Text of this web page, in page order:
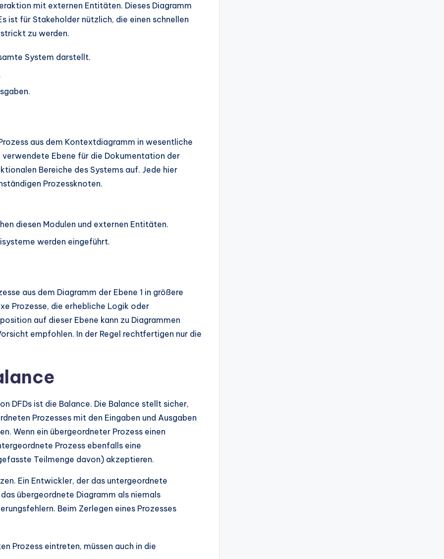
mit externen Entitäten. Dieses Diagramm
ist für Stakeholder nützlich, die einen schnellen
zu werden.
System darstellt.
aus dem Kontextdiagramm in wesentliche
Ebene für die Dokumentation der
Bereiche des Systems auf. Jede hier
Prozessknoten.
diesen Modulen und externen Entitäten.
werden eingeführt.
aus dem Diagramm der Ebene 1 in größere
Prozesse, die erhebliche Logik oder
auf dieser Ebene kann zu Diagrammen
empfohlen. In der Regel rechtfertigen nur die
DFDs ist die Balance. Die Balance stellt sicher,
Prozesses mit den Eingaben und Ausgaben
Wenn ein übergeordneter Prozess einen
Prozess ebenfalls eine
Teilmenge davon) akzeptieren.
Ein Entwickler, der das untergeordnete
übergeordnete Diagramm als niemals
Beim Zerlegen eines Prozesses
Prozess eintreten, müssen auch in die